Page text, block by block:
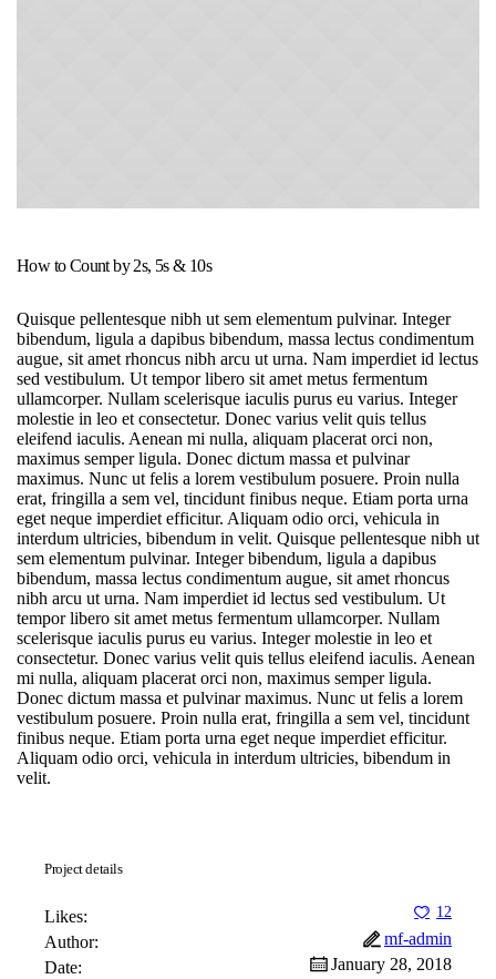
How to Count by 2s, 5s & 10s
Quisque pellentesque nibh ut sem elementum pulvinar. Integer
bibendum, ligula a dapibus bibendum, massa lectus condimentum
augue, sit amet rhoncus nibh arcu ut urna. Nam imperdiet id lectus
sed vestibulum. Ut tempor libero sit amet metus fermentum
ullamcorper. Nullam scelerisque iaculis purus eu varius. Integer
molestie in leo et consectetur. Donec varius velit quis tellus
eleifend iaculis. Aenean mi nulla, aliquam placerat orci non,
maximus semper ligula. Donec dictum massa et pulvinar
maximus. Nunc ut felis a lorem vestibulum posuere. Proin nulla
erat, fringilla a sem vel, tincidunt finibus neque. Etiam porta urna
eget neque imperdiet efficitur. Aliquam odio orci, vehicula in
interdum ultricies, bibendum in velit. Quisque pellentesque nibh ut
sem elementum pulvinar. Integer bibendum, ligula a dapibus
bibendum, massa lectus condimentum augue, sit amet rhoncus
nibh arcu ut urna. Nam imperdiet id lectus sed vestibulum. Ut
tempor libero sit amet metus fermentum ullamcorper. Nullam
scelerisque iaculis purus eu varius. Integer molestie in leo et
consectetur. Donec varius velit quis tellus eleifend iaculis. Aenean
mi nulla, aliquam placerat orci non, maximus semper ligula.
Donec dictum massa et pulvinar maximus. Nunc ut felis a lorem
vestibulum posuere. Proin nulla erat, fringilla a sem vel, tincidunt
finibus neque. Etiam porta urna eget neque imperdiet efficitur.
Aliquam odio orci, vehicula in interdum ultricies, bibendum in
velit.
Project details
Likes: 12
Author:
mf-admin
Date:
January 28, 2018